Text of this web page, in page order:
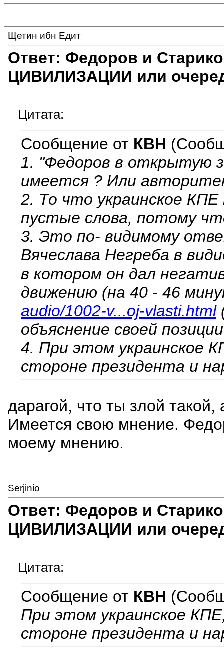
Щетин ибн Едит
Ответ: Федоров и
ЦИВИЛИЗАЦИИ или
Цитата:
Сообщение от КВН
1. "Федоров в открытую
имеется ? Или
2. То что украинское
пустые слова, потому
3. Это по- видимому
Вячеслава Негреба в
в котором он дал
движению (на 40 - 46
audio/1002-v...oj-vlasti.html
объяснение своей
4. При этом украинское
стороне президента и
дарагой, что ты злой такой,
Имеется свою мнение.
моему мнению.
Serjinio
Ответ: Федоров и
ЦИВИЛИЗАЦИИ или
Цитата:
Сообщение от КВН
При этом украинское
стороне президента и